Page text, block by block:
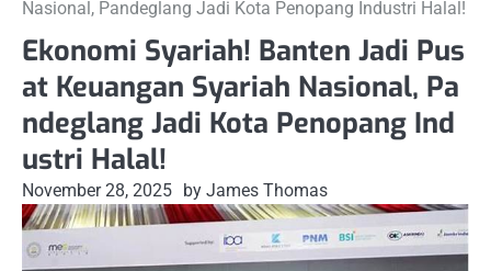
Nasional, Pandeglang Jadi Kota Penopang Industri Halal!
Ekonomi Syariah! Banten Jadi Pus
at Keuangan Syariah Nasional, Pa
ndeglang Jadi Kota Penopang Ind
ustri Halal!
November 28, 2025 by James Thomas